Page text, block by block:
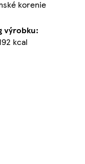
korenie
výrobku:
kcal